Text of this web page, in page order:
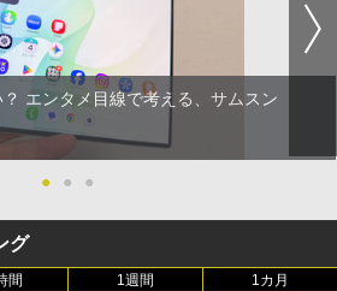
エンタメ目線で考える、サムスン
● ● ●
グ
間 1週間 1カ月